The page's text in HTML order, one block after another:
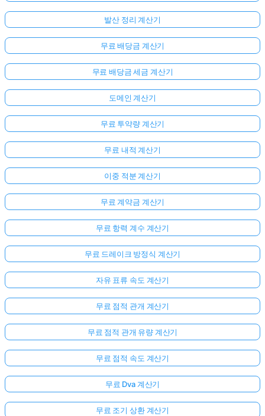
기
서
로
그
발산 정리 계산기
무료 배당금 계산기
무료 배당금 세금 계산기
도메인 계산기
무료 투약량 계산기
무료 내적 계산기
이중 적분 계산기
무료 계약금 계산기
무료 항력 계수 계산기
무료 드레이크 방정식 계산기
자유 표류 속도 계산기
무료 점적 관개 계산기
무료 점적 관개 유량 계산기
무료 점적 속도 계산기
무료 Dva 계산기
무료 조기 상환 계산기